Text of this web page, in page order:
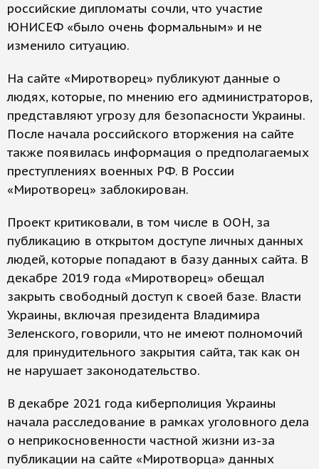
российские дипломаты сочли, что участие
ЮНИСЕФ «было очень формальным» и не
изменило ситуацию.
На сайте «Миротворец» публикуют данные о
людях, которые, по мнению его администраторов,
представляют угрозу для безопасности Украины.
После начала российского вторжения на сайте
также появилась информация о предполагаемых
преступлениях военных РФ. В России
«Миротворец» заблокирован.
Проект критиковали, в том числе в ООН, за
публикацию в открытом доступе личных данных
людей, которые попадают в базу данных сайта. В
декабре 2019 года «Миротворец» обещал
закрыть свободный доступ к своей базе. Власти
Украины, включая президента Владимира
Зеленского, говорили, что не имеют полномочий
для принудительного закрытия сайта, так как он
не нарушает законодательство.
В декабре 2021 года киберполиция Украины
начала расследование в рамках уголовного дела
о неприкосновенности частной жизни из-за
публикации на сайте «Миротворца» данных